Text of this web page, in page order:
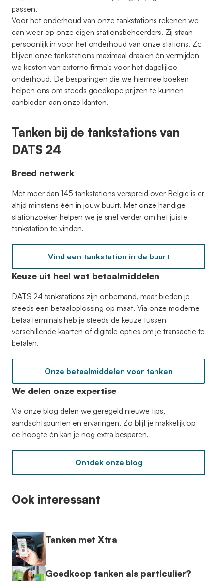
passen.
Voor het onderhoud van onze tankstations rekenen we
dan weer op onze eigen stationsbeheerders. Zij staan
persoonlijk in voor het onderhoud van onze stations. Zo
blijven onze tankstations maximaal draaien én vermijden
we kosten van externe firma's voor het dagelijkse
onderhoud. De besparingen die we hiermee boeken
helpen ons om steeds goedkope prijzen te kunnen
aanbieden aan onze klanten.
Tanken bij de tankstations van
DATS 24
Breed netwerk
Met meer dan 145 tankstations verspreid over België is er
altijd minstens één in jouw buurt. Met onze handige
stationzoeker helpen we je snel verder om het juiste
tankstation te vinden.
Vind een tankstation in de buurt
Keuze uit heel wat betaalmiddelen
DATS 24 tankstations zijn onbemand, maar bieden je
steeds een betaaloplossing op maat. Via onze moderne
betaalterminals heb je steeds de keuze tussen
verschillende kaarten of digitale opties om je transactie te
betalen.
Onze betaalmiddelen voor tanken
We delen onze expertise
Via onze blog delen we geregeld nieuwe tips,
aandachtspunten en ervaringen. Zo blijf je makkelijk op
de hoogte én kan je nog extra besparen.
Ontdek onze blog
Ook interessant
Tanken met Xtra
Goedkoop tanken als particulier?